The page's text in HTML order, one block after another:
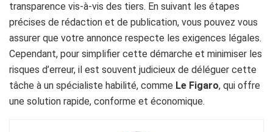
transparence vis-à-vis des tiers. En suivant les étapes
précises de rédaction et de publication, vous pouvez vous
assurer que votre annonce respecte les exigences légales.
Cependant, pour simplifier cette démarche et minimiser les
risques d’erreur, il est souvent judicieux de déléguer cette
tâche à un spécialiste habilité, comme Le Figaro, qui offre
une solution rapide, conforme et économique.